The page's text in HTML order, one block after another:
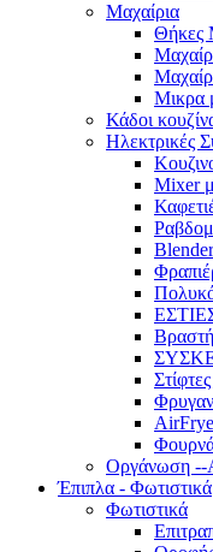
Μαχαίρια
Θήκες
Μικρα
Κάδοι
Ηλεκτρικές
Mixer
Οργάνωση --
Έπιπλα - Φωτιστικά
Φωτιστικά